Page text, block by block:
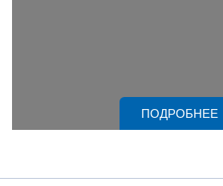
ПОДРОБНЕЕ